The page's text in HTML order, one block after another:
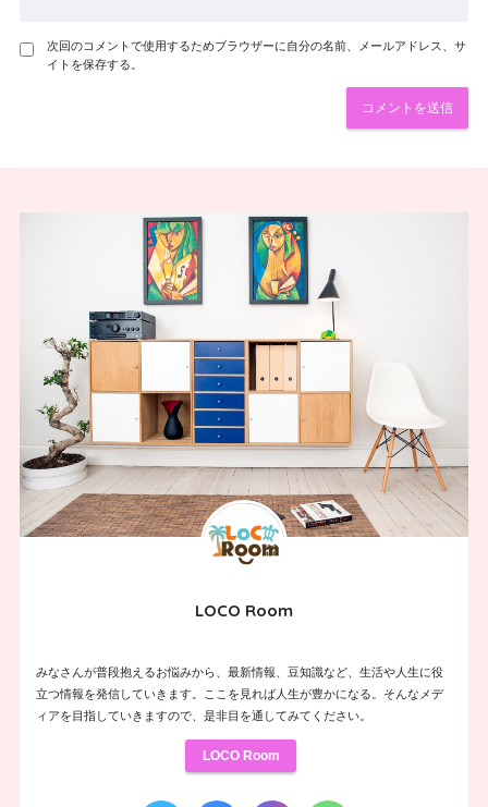
次回のコメントで使用するためブラウザーに自分の名前、メールアドレス、サ
イトを保存する。
LOCO Room
みなさんが普段抱えるお悩みから、最新情報、豆知識など、生活や人生に役
立つ情報を発信していきます。ここを見れば人生が豊かになる。そんなメデ
ィアを目指していきますので、是非目を通してみてください。
LOCO Room